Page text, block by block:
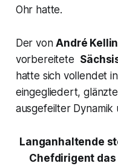
Ohr hatte.
Der vonAndré
vorbereitete
hatte sich vollendet
eingegliedert,
ausgefeilter Dynamik
Langanhaltende
Chefdirigent das